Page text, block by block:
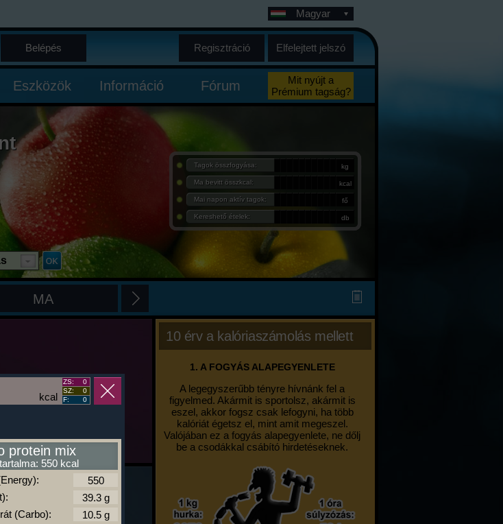
Magyar
Belépés Regisztráció Elfelejtett jelszó
Eszközök Információ Fórum
Mit nyújt a
Prémium tagság?
Tagok összfogyása: kg
Ma bevitt összkcal: kcal
Mai napon aktív tagok: fő
Kereshető ételek: db
MA
10 érv a kalóriaszámolás mellett
1. A FOGYÁS ALAPEGYENLETE
A legegyszerűbb tényre hívnánk fel a
figyelmed. Akármit is sportolsz, akármit is
eszel, akkor fogsz csak lefogyni, ha több
kalóriát égetsz el, mint amit megeszel.
Valójában ez a fogyás alapegyenlete, ne dőlj
be a csodákkal csábító hirdetéseknek.
kcal
ZS:
0
SZ:
0
F:
0
protein mix
550 kcal
(Carbo):